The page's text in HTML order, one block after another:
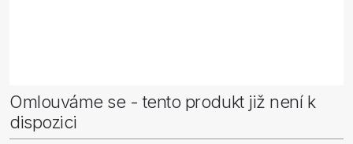
Omlouváme se - tento produkt již není k
dispozici